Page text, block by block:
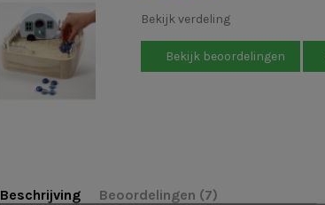
Bekijk verdeling
Bekijk beoordelingen
Beschrijving Beoordelingen (7)